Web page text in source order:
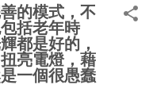
的模式，不
括老年時
都是好的，
亮電燈，藉
一個很愚蠢